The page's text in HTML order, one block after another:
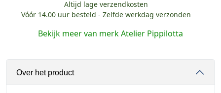
p
p
i
Altijd lage verzendkosten
Vóór 14.00 uur besteld - Zelfde werkdag verzonden
Bekijk meer van merk Atelier Pippilotta
Over het product